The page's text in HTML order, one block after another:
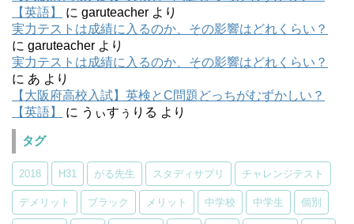
【英語】
に garuteacher より
実力テストは成績に入るのか、その影響はどれくらい？
に garuteacher より
実力テストは成績に入るのか、その影響はどれくらい？
に あ より
【大阪府高校入試】英検とC問題どっちがむずかしい？
【英語】
に うぃすぅりる より
タグ
2018 H31 がる先生 スタディサプリ チャレンジテスト
デメリット ブラック メリット 中学校 中学生 個別